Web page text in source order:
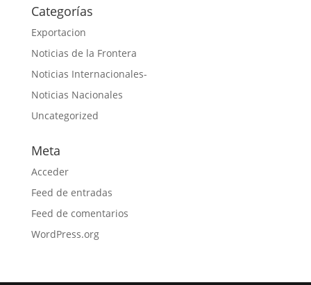
Categorías
Exportacion
Noticias de la Frontera
Noticias Internacionales-
Noticias Nacionales
Uncategorized
Meta
Acceder
Feed de entradas
Feed de comentarios
WordPress.org